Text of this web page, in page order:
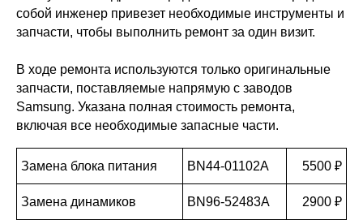
собой инженер привезет необходимые инструменты и
запчасти, чтобы выполнить ремонт за один визит.
В ходе ремонта используются только оригинальные
запчасти, поставляемые напрямую с заводов
Samsung. Указана полная стоимость ремонта,
включая все необходимые запасные части.
Замена блока питания BN44-01102A 5500 ₽
Замена динамиков BN96-52483A 2900 ₽